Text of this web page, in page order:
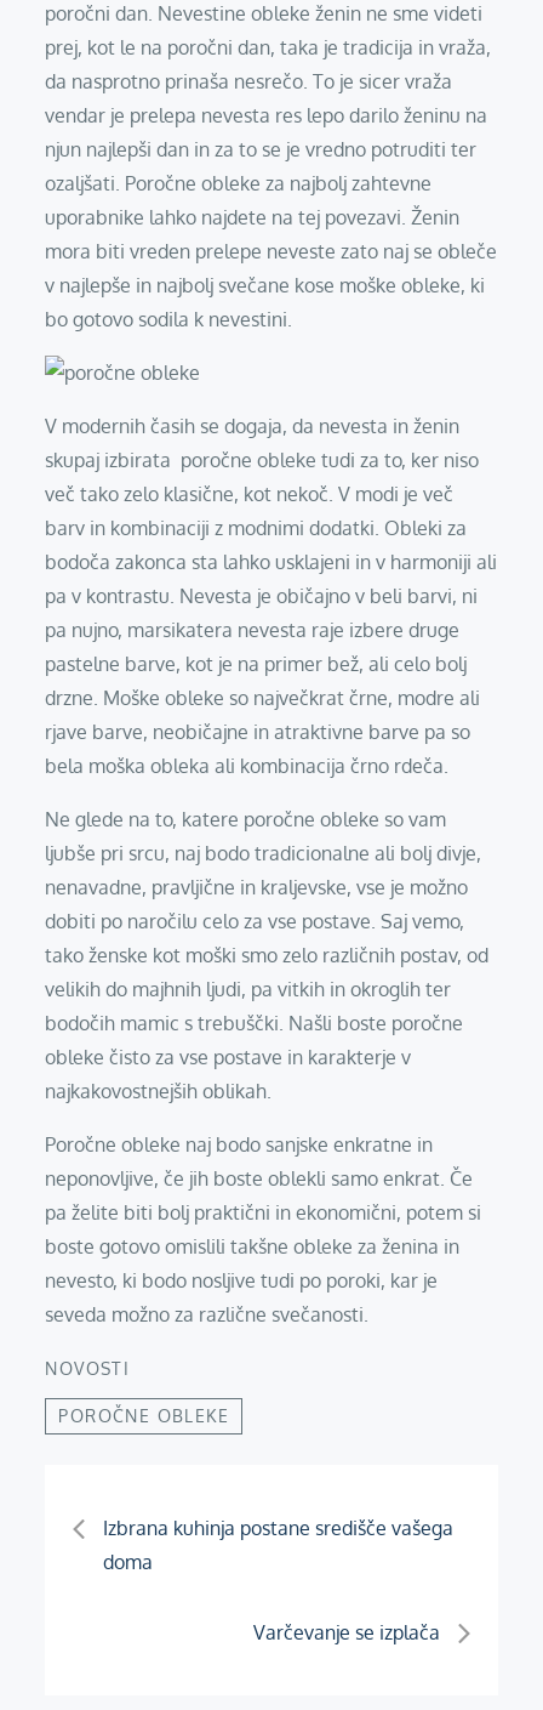
poročni dan. Nevestine obleke ženin ne sme videti
prej, kot le na poročni dan, taka je tradicija in vraža,
da nasprotno prinaša nesrečo. To je sicer vraža
vendar je prelepa nevesta res lepo darilo ženinu na
njun najlepši dan in za to se je vredno potruditi ter
ozaljšati. Poročne obleke za najbolj zahtevne
uporabnike lahko najdete na tej povezavi. Ženin
mora biti vreden prelepe neveste zato naj se obleče
v najlepše in najbolj svečane kose moške obleke, ki
bo gotovo sodila k nevestini.
V modernih časih se dogaja, da nevesta in ženin
skupaj izbirata poročne obleke tudi za to, ker niso
več tako zelo klasične, kot nekoč. V modi je več
barv in kombinaciji z modnimi dodatki. Obleki za
bodoča zakonca sta lahko usklajeni in v harmoniji ali
pa v kontrastu. Nevesta je običajno v beli barvi, ni
pa nujno, marsikatera nevesta raje izbere druge
pastelne barve, kot je na primer bež, ali celo bolj
drzne. Moške obleke so največkrat črne, modre ali
rjave barve, neobičajne in atraktivne barve pa so
bela moška obleka ali kombinacija črno rdeča.
Ne glede na to, katere poročne obleke so vam
ljubše pri srcu, naj bodo tradicionalne ali bolj divje,
nenavadne, pravljične in kraljevske, vse je možno
dobiti po naročilu celo za vse postave. Saj vemo,
tako ženske kot moški smo zelo različnih postav, od
velikih do majhnih ljudi, pa vitkih in okroglih ter
bodočih mamic s trebuščki. Našli boste poročne
obleke čisto za vse postave in karakterje v
najkakovostnejših oblikah.
Poročne obleke naj bodo sanjske enkratne in
neponovljive, če jih boste oblekli samo enkrat. Če
pa želite biti bolj praktični in ekonomični, potem si
boste gotovo omislili takšne obleke za ženina in
nevesto, ki bodo nosljive tudi po poroki, kar je
seveda možno za različne svečanosti.
NOVOSTI
POROČNE OBLEKE
Navigacija
prispevka
Izbrana kuhinja postane središče vašega
doma
Varčevanje se izplača